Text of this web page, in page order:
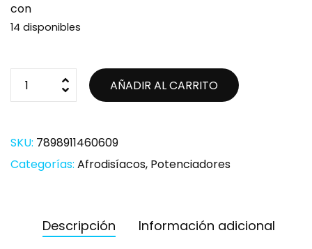
con
14 disponibles
AÑADIR AL CARRITO
SKU: 7898911460609
Categorías: Afrodisíacos, Potenciadores
Descripción
Información adicional